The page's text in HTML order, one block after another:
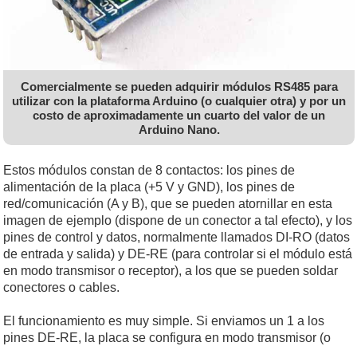
Comercialmente se pueden adquirir módulos RS485 para
utilizar con la plataforma Arduino (o cualquier otra) y por un
costo de aproximadamente un cuarto del valor de un
Arduino Nano.
Estos módulos constan de 8 contactos: los pines de
alimentación de la placa (+5 V y GND), los pines de
red/comunicación (A y B), que se pueden atornillar en esta
imagen de ejemplo (dispone de un conector a tal efecto), y los
pines de control y datos, normalmente llamados DI-RO (datos
de entrada y salida) y DE-RE (para controlar si el módulo está
en modo transmisor o receptor), a los que se pueden soldar
conectores o cables.
El funcionamiento es muy simple. Si enviamos un 1 a los
pines DE-RE, la placa se configura en modo transmisor (o